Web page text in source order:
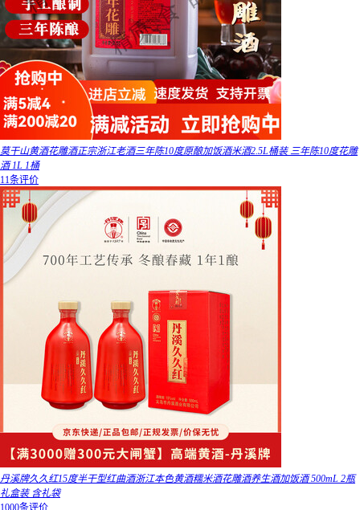
莫干山黄酒花雕酒正宗浙江老酒三年陈10度原酿加饭酒米酒2.5L桶装 三年陈10度花雕
酒 1L 1桶
11条评价
丹溪牌久久红15度半干型红曲酒浙江本色黄酒糯米酒花雕酒养生酒加饭酒 500mL 2瓶
礼盒装 含礼袋
1000条评价